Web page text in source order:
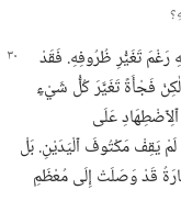
رَغْمَ تَغَيُّرِ ظُرُوفِهِ.‏ فَقَدْ
فَجْأَةً تَغَيَّرَ كُلُّ شَيْءٍ
عَلَى
لَمْ يَقِفْ مَكْتُوفَ ٱلْيَدَيْنِ.‏ بَلْ
قَدْ وَصَلَتْ إِلَى مُعْظَمِ